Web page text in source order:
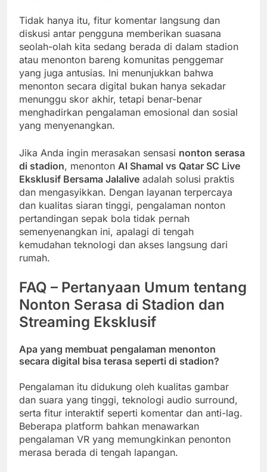
Tidak hanya itu, fitur komentar langsung dan
diskusi antar pengguna memberikan suasana
seolah-olah kita sedang berada di dalam stadion
atau menonton bareng komunitas penggemar
yang juga antusias. Ini menunjukkan bahwa
menonton secara digital bukan hanya sekadar
menunggu skor akhir, tetapi benar-benar
menghadirkan pengalaman emosional dan sosial
yang menyenangkan.
Jika Anda ingin merasakan sensasi nonton serasa
di stadion, menonton Al Shamal vs Qatar SC Live
Eksklusif Bersama Jalalive adalah solusi praktis
dan mengasyikkan. Dengan layanan terpercaya
dan kualitas siaran tinggi, pengalaman nonton
pertandingan sepak bola tidak pernah
semenyenangkan ini, apalagi di tengah
kemudahan teknologi dan akses langsung dari
rumah.
FAQ – Pertanyaan Umum tentang
Nonton Serasa di Stadion dan
Streaming Eksklusif
Apa yang membuat pengalaman menonton
secara digital bisa terasa seperti di stadion?
Pengalaman itu didukung oleh kualitas gambar
dan suara yang tinggi, teknologi audio surround,
serta fitur interaktif seperti komentar dan anti-lag.
Beberapa platform bahkan menawarkan
pengalaman VR yang memungkinkan penonton
merasa berada di tengah lapangan.